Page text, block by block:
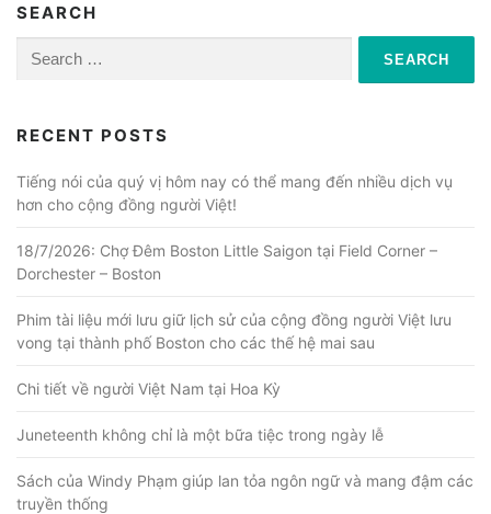
SEARCH
for:
RECENT POSTS
Tiếng nói của quý vị hôm nay có thể mang đến nhiều dịch vụ
hơn cho cộng đồng người Việt!
18/7/2026: Chợ Đêm Boston Little Saigon tại Field Corner –
Dorchester – Boston
Phim tài liệu mới lưu giữ lịch sử của cộng đồng người Việt lưu
vong tại thành phố Boston cho các thế hệ mai sau
Chi tiết về người Việt Nam tại Hoa Kỳ
Juneteenth không chỉ là một bữa tiệc trong ngày lễ
Sách của Windy Phạm giúp lan tỏa ngôn ngữ và mang đậm các
truyền thống